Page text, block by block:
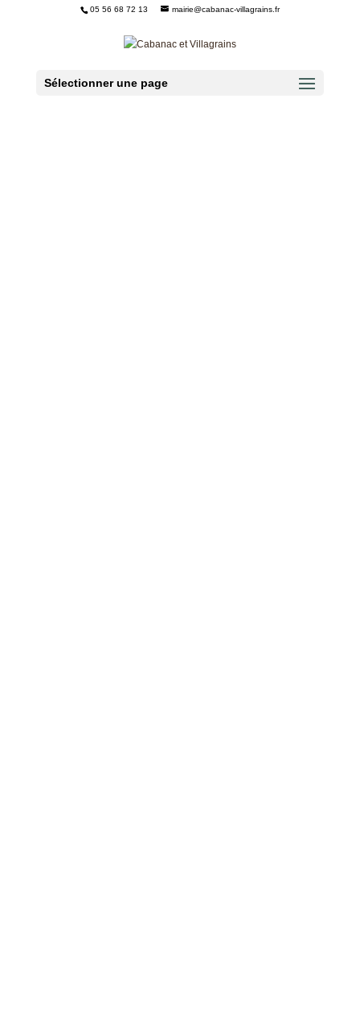
05 56 68 72 13 mairie@cabanac-villagrains.fr
Sélectionner une page